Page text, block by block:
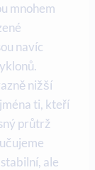
mnohem
navíc
nižší
ti, kteří
průtrž
ale